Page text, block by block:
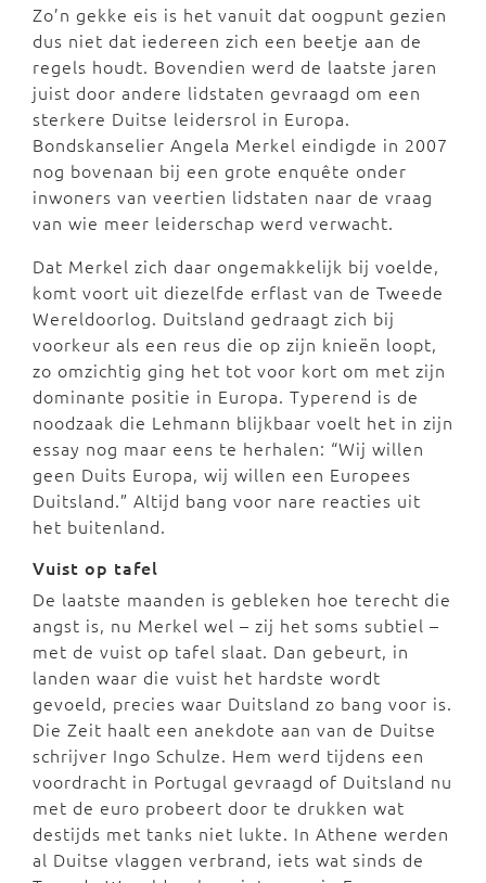
Zo’n gekke eis is het vanuit dat oogpunt gezien
dus niet dat iedereen zich een beetje aan de
regels houdt. Bovendien werd de laatste jaren
juist door andere lidstaten gevraagd om een
sterkere Duitse leidersrol in Europa.
Bondskanselier Angela Merkel eindigde in 2007
nog bovenaan bij een grote enquête onder
inwoners van veertien lidstaten naar de vraag
van wie meer leiderschap werd verwacht.
Dat Merkel zich daar ongemakkelijk bij voelde,
komt voort uit diezelfde erflast van de Tweede
Wereldoorlog. Duitsland gedraagt zich bij
voorkeur als een reus die op zijn knieën loopt,
zo omzichtig ging het tot voor kort om met zijn
dominante positie in Europa. Typerend is de
noodzaak die Lehmann blijkbaar voelt het in zijn
essay nog maar eens te herhalen: “Wij willen
geen Duits Europa, wij willen een Europees
Duitsland.” Altijd bang voor nare reacties uit
het buitenland.
Vuist op tafel
De laatste maanden is gebleken hoe terecht die
angst is, nu Merkel wel – zij het soms subtiel –
met de vuist op tafel slaat. Dan gebeurt, in
landen waar die vuist het hardste wordt
gevoeld, precies waar Duitsland zo bang voor is.
Die Zeit haalt een anekdote aan van de Duitse
schrijver Ingo Schulze. Hem werd tijdens een
voordracht in Portugal gevraagd of Duitsland nu
met de euro probeert door te drukken wat
destijds met tanks niet lukte. In Athene werden
al Duitse vlaggen verbrand, iets wat sinds de